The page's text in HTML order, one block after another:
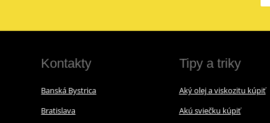
Kontakty
Banská Bystrica
Bratislava
Tipy a triky
Aký olej a viskozitu kúpiť
Akú sviečku kúpiť